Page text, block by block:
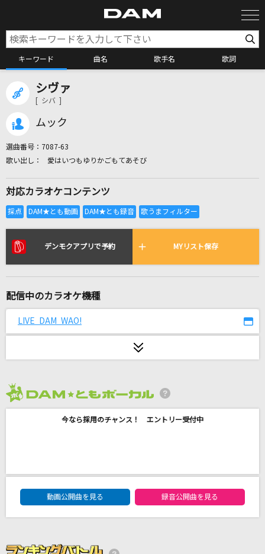
キーワード 曲名 歌手名 歌詞
全国りれき
リアルタイムで歌われている曲の一覧
会心の一撃
劇薬中毒
シヴァ
[ シバ ]
ムック
選曲番号： 7087-63
愛はいつもゆりかごもてあそび
対応カラオケコンテンツ
デンモクアプリで予約 MYリスト保存
配信中のカラオケ機種
LIVE DAM WAO!
今なら採用のチャンス！ エントリー受付中
DAM★ともボーカルエントリーランキング
動画公開曲を見る
録音公開曲を見る